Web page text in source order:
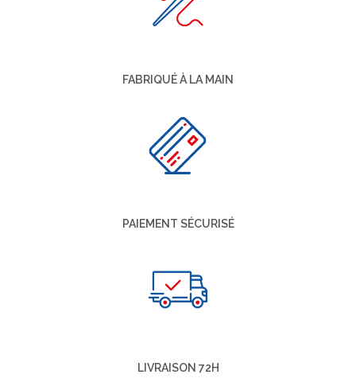
FABRIQUÉ À LA MAIN
PAIEMENT SÉCURISÉ
LIVRAISON 72H